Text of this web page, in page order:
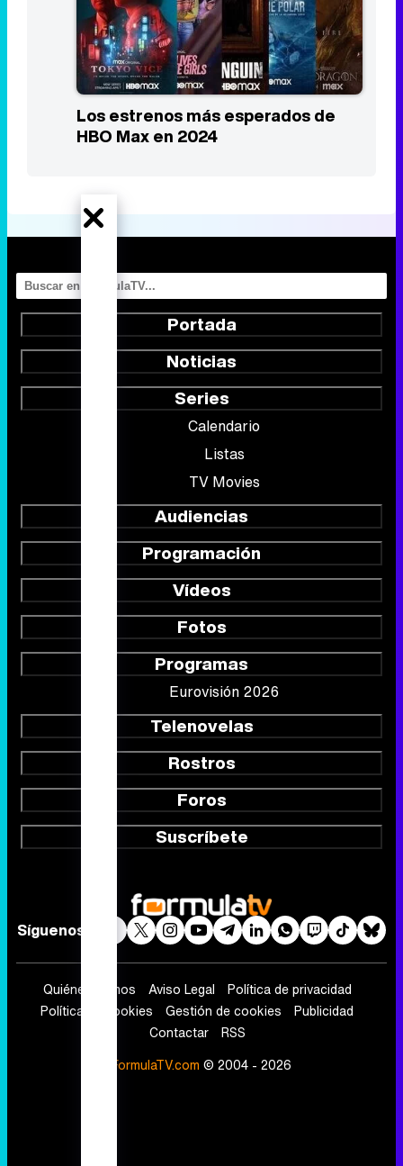
HBO Max en 2024
Noticias
Series
Calendario
Listas
TV Movies
Audiencias
Programación
Vídeos
Fotos
Programas
Eurovisión 2026
Telenovelas
Rostros
Foros
Suscríbete
Síguenos
Contactar
RSS
FormulaTV.com© 2004 - 2026